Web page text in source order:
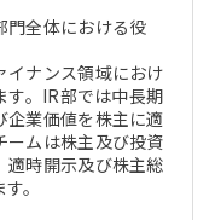
全体における役
イナンス領域におけ
す。IR部では中長期
企業価値を株主に適
ームは株主及び投資
適時開示及び株主総
。